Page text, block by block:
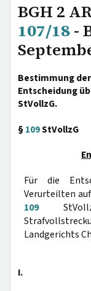
BGH 2
107/18-
Bestimmung
Entscheidung
StVollzG.
§109StVollzG
Für die
Verurteilten
109
Landgerichts
I.